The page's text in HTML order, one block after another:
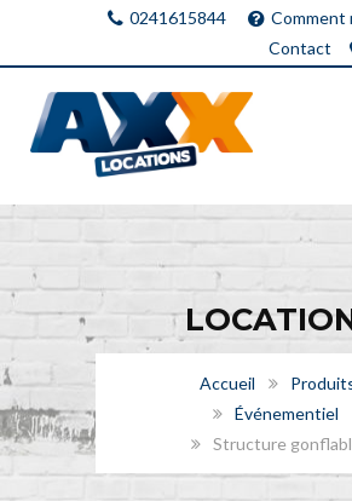
0241615844
Comment
Contact
Accueil
Événementiel
Structure